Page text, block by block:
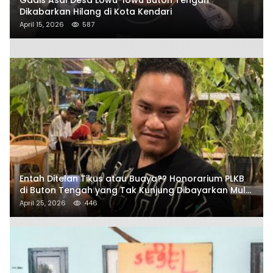
Dikabarkan Hilang di Kota Kendari
April 15, 2026 587
Entah Ditelan Tikus atau Buaya?? Honorarium PLKB
di Buton Tengah yang Tak Kunjung Dibayarkan Mulai
Disorot SAMURAIS
April 25, 2026 446